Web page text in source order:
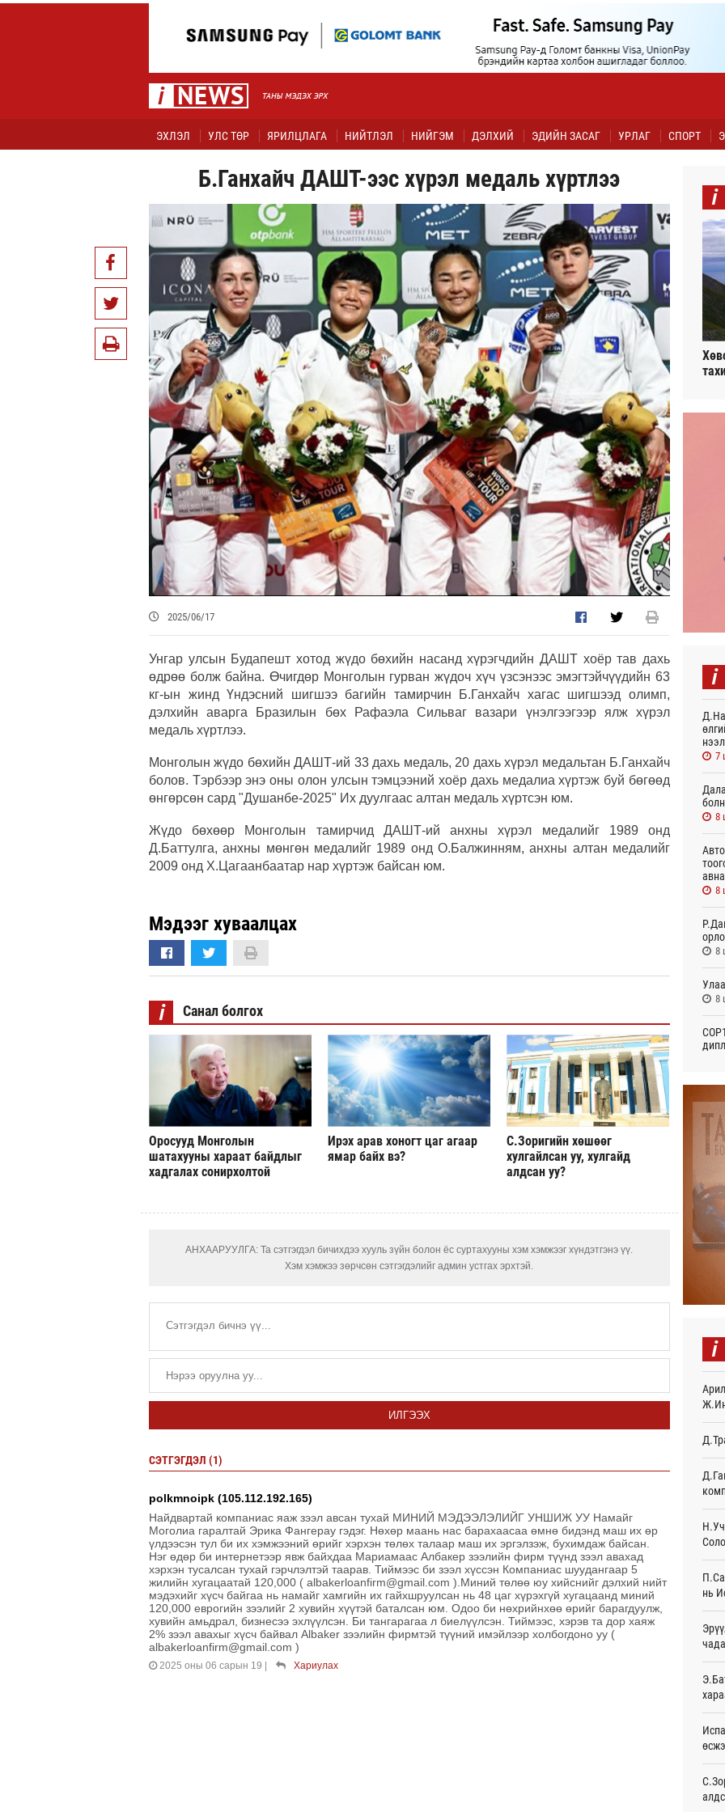
ЭХЛЭЛ УЛС ТӨР ЯРИЛЦЛАГА НИЙТЛЭЛ НИЙГЭМ ДЭЛХИЙ ЭДИЙН ЗАСАГ УРЛАГ СПОРТ
Б.Ганхайч ДАШТ-ээс хүрэл медаль хүртлээ
2025/06/17
Унгар улсын Будапешт хотод жүдо бөхийн насанд хүрэгчдийн ДАШТ хоёр тав дахь
өдрөө болж байна. Өчигдөр Монголын гурван жүдоч хүч үзсэнээс эмэгтэйчүүдийн 63
кг-ын жинд Үндэсний шигшээ багийн тамирчин Б.Ганхайч хагас шигшээд олимп,
дэлхийн аварга Бразилын бөх Рафаэла Сильваг вазари үнэлгээгээр ялж хүрэл
медаль хүртлээ.
Монголын жүдо бөхийн ДАШТ-ий 33 дахь медаль, 20 дахь хүрэл медальтан Б.Ганхайч
болов. Тэрбээр энэ оны олон улсын тэмцээний хоёр дахь медалиа хүртэж буй бөгөөд
өнгөрсөн сард "Душанбе-2025" Их дуулгаас алтан медаль хүртсэн юм.
Жүдо бөхөөр Монголын тамирчид ДАШТ-ий анхны хүрэл медалийг 1989 онд
Д.Баттулга, анхны мөнгөн медалийг 1989 онд О.Балжинням, анхны алтан медалийг
2009 онд Х.Цагаанбаатар нар хүртэж байсан юм.
Мэдээг хуваалцах
i Санал болгох
Оросууд Монголын
шатахууны хараат байдлыг
хадгалах сонирхолтой
Ирэх арав хоногт цаг агаар
ямар байх вэ?
С.Зоригийн хөшөөг
хулгайлсан уу, хулгайд
алдсан уу?
АНХААРУУЛГА: Та сэтгэгдэл бичихдээ хууль зүйн болон ёс суртахууны хэм хэмжээг хүндэтгэнэ үү.
Хэм хэмжээ зөрчсөн сэтгэгдэлийг админ устгах эрхтэй.
ИЛГЭЭХ
СЭТГЭГДЭЛ (1)
polkmnoipk (105.112.192.165)
Найдвартай компаниас яаж зээл авсан тухай МИНИЙ МЭДЭЭЛЭЛИЙГ УНШИЖ УУ Намайг
Моголиа гаралтай Эрика Фангерау гэдэг. Нөхөр маань нас барахаасаа өмнө бидэнд маш их өр
үлдээсэн тул би их хэмжээний өрийг хэрхэн төлөх талаар маш их эргэлзэж, бухимдаж байсан.
Нэг өдөр би интернетээр явж байхдаа Мариамаас Албакер зээлийн фирм түүнд зээл авахад
хэрхэн тусалсан тухай гэрчлэлтэй таарав. Тиймээс би зээл хүссэн Компаниас шуудангаар 5
жилийн хугацаатай 120,000 ( albakerloanfirm@gmail.com ).Миний төлөө юу хийснийг дэлхий нийт
мэдэхийг хүсч байгаа нь намайг хамгийн их гайхшруулсан нь 48 цаг хүрэхгүй хугацаанд миний
120,000 еврогийн зээлийг 2 хувийн хүүтэй баталсан юм. Одоо би нөхрийнхөө өрийг барагдуулж,
хувийн амьдрал, бизнесээ эхлүүлсэн. Би тангарагаа л биелүүлсэн. Тиймээс, хэрэв та дор хаяж
2% зээл авахыг хүсч байвал Albaker зээлийн фирмтэй түүний имэйлээр холбогдоно уу (
albakerloanfirm@gmail.com )
2025 оны 06 сарын 19 Хариулах
i
i
7
8
авна
8
8
8
i
нь